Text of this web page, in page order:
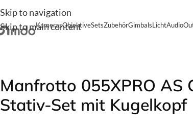
Skip to navigation
Skip to main content
KamerasObjektiveSetsZubehörGimbalsLichtAudio
Start/Zubehör
Manfrotto 055XPRO AS
Stativ-Set mit Kugelkopf